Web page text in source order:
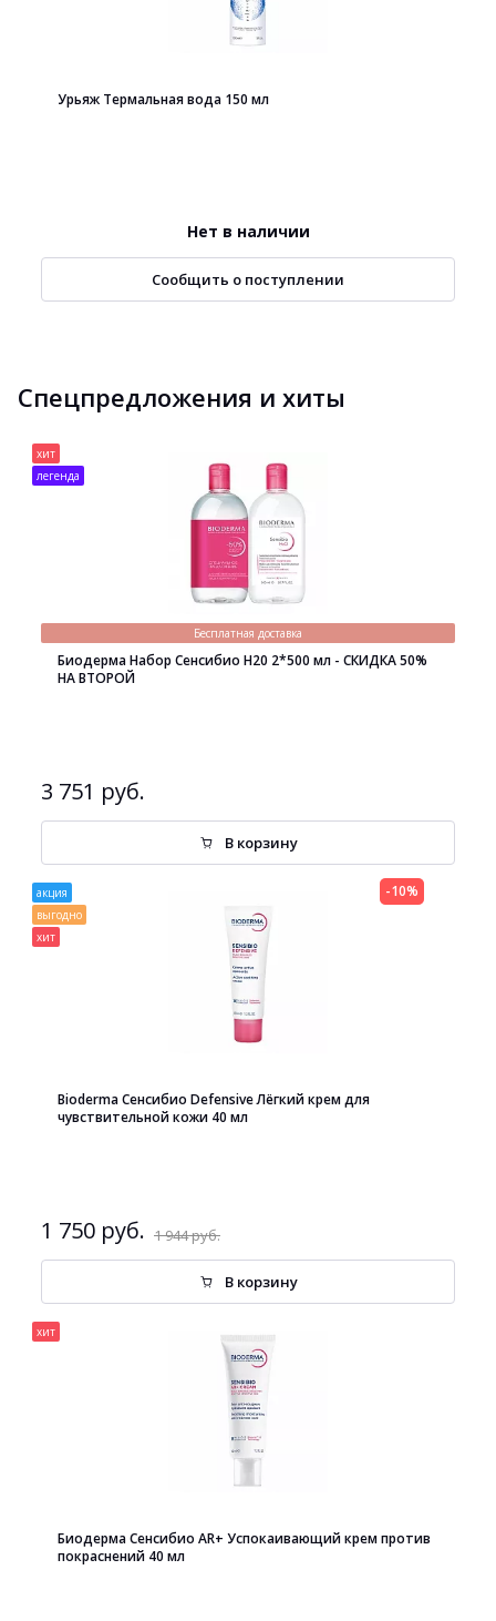
Урьяж Термальная вода 150 мл
Нет в наличии
Сообщить о поступлении
Спецпредложения и хиты
хит
легенда
Бесплатная доставка
Биодерма Набор Сенсибио H20 2*500 мл - СКИДКА 50%
НА ВТОРОЙ
3 751 руб.
В корзину
акция
выгодно
хит
Bioderma Сенсибио Defensive Лёгкий крем для
чувствительной кожи 40 мл
1 750 руб. 1 944 руб.
-10%
В корзину
хит
Биодерма Сенсибио AR+ Успокаивающий крем против
покраснений 40 мл